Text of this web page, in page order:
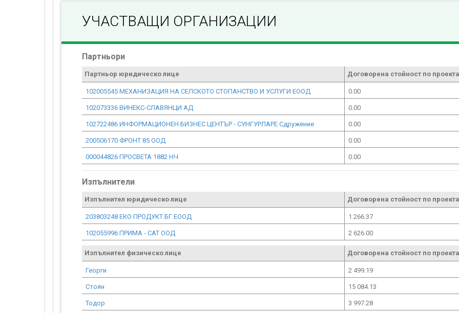
УЧАСТВАЩИ ОРГАНИЗАЦИИ
Партньори
Партньор юридическо лице Договорена стойност по
102005545 МЕХАНИЗАЦИЯ НА СЕЛСКОТО СТОПАНСТВО И УСЛУГИ ЕООД 0.00
102073336 ВИНЕКС-СЛАВЯНЦИ АД 0.00
102722486 ИНФОРМАЦИОНЕН БИЗНЕС ЦЕНТЪР - СУНГУРЛАРЕ Сдружение 0.00
200506170 ФРОНТ 85 ООД 0.00
000044826 ПРОСВЕТА 1882 НЧ 0.00
Изпълнители
Изпълнител юридическо лице Договорена стойност по
203803248 ЕКО ПРОДУКТ БГ ЕООД 1 266.37
102055996 ПРИМА - САТ ООД 2 626.00
Изпълнител физическо лице Договорена стойност по
Георги 2 499.19
Стоян 15 084.13
Тодор 3 997.28